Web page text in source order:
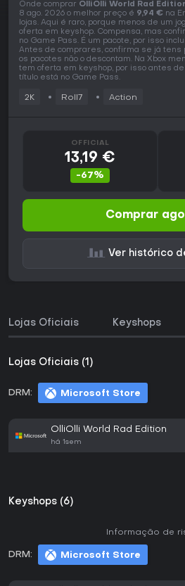
Onde comprar OlliOlli World Rad
8 ago. 2026 o melhor preço é 9,94 € na
lojas. Aqui é raro, porque menos de um
oferta em keyshop. Compensa, mas
no Game Pass. É um pacote, por isso
Antes de comprares, confirma se já tens
os pacotes não o descontam. Na Xbox
tem oferta em keyshop, por isso antes
título está no Game Pass.
2K Roll7 Action
OFFICIAL
13,19 €
-67%
Comprar
Ver histórico
Lojas Oficiais Keyshops
Lojas Oficiais (1)
DRM: Microsoft Store
OlliOlli World Rad Edition
há 1sem
Keyshops (6)
DRM: Microsoft Store
Informação de